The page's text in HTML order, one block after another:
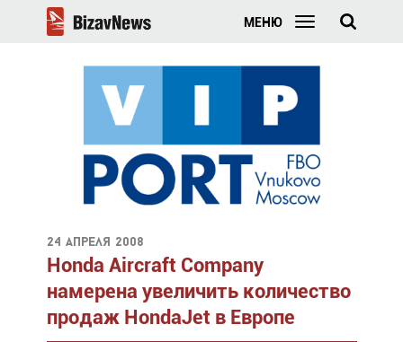
МЕНЮ
24 апреля 2008
Honda Aircraft Company
намерена увеличить количество
продаж HondaJet в Европе